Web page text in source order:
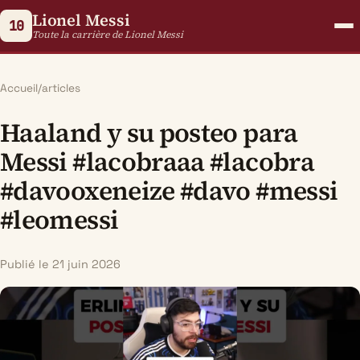
10 Lionel Messi
Toute la carrière de Lionel Messi
Accueil/articles
Haaland y su posteo para
Messi #lacobraaa #lacobra
#davooxeneize #davo #messi
#leomessi
Publié le 21 juin 2026